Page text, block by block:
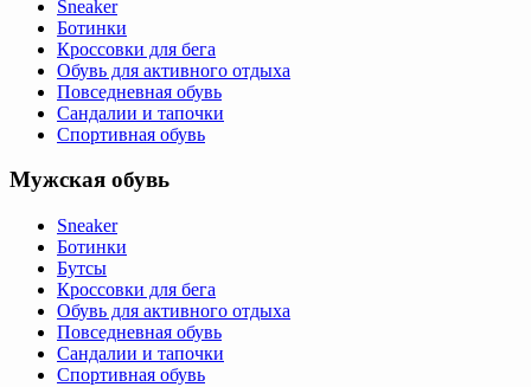
Sneaker
Ботинки
Кроссовки для бега
Обувь для активного отдыха
Повседневная обувь
Сандалии и тапочки
Спортивная обувь
Мужская обувь
Sneaker
Ботинки
Бутсы
Кроссовки для бега
Обувь для активного отдыха
Повседневная обувь
Сандалии и тапочки
Спортивная обувь